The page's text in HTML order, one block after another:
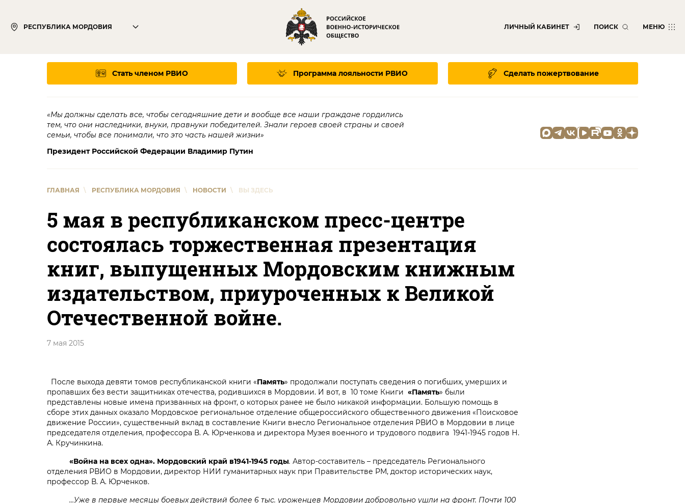
РЕСПУБЛИКА МОРДОВИЯ ЛИЧНЫЙ КАБИНЕТ ПОИСК МЕНЮ
Стать членом РВИО Программа лояльности РВИО Сделать пожертвование
«Мы должны сделать все, чтобы сегодняшние дети и вообще все наши граждане гордились
тем, что они наследники, внуки, правнуки победителей. Знали героев своей страны и своей
семьи, чтобы все понимали, что это часть нашей жизни»
Президент Российской Федерации Владимир Путин
ГЛАВНАЯ \ РЕСПУБЛИКА МОРДОВИЯ \ НОВОСТИ \ ВЫ ЗДЕСЬ
5 мая в республиканском пресс-центре
состоялась торжественная презентация
книг, выпущенных Мордовским книжным
издательством, приуроченных к Великой
Отечественной войне.
7 мая 2015
После выхода девяти томов республиканской книги «Память» продолжали поступать сведения о погибших, умерших и
пропавших без вести защитниках отечества, родившихся в Мордовии. И вот, в 10 томе Книги «Память» были
представлены новые имена призванных на фронт, о которых ранее не было никакой информации. Большую помощь в
сборе этих данных оказало Мордовское региональное отделение общероссийского общественного движения «Поисковое
движение России», существенный вклад в составление Книги внесло Региональное отделения РВИО в Мордовии в лице
председателя отделения, профессора В. А. Юрченкова и директора Музея военного и трудового подвига 1941-1945 годов Н.
А. Кручинкина.
«Война на всех одна». Мордовский край в1941-1945 годы. Автор-составитель – председатель Регионального
отделения РВИО в Мордовии, директор НИИ гуманитарных наук при Правительстве РМ, доктор исторических наук,
профессор В. А. Юрченков.
…Уже в первые месяцы боевых действий более 6 тыс. уроженцев Мордовии добровольно ушли на фронт. Почти 100